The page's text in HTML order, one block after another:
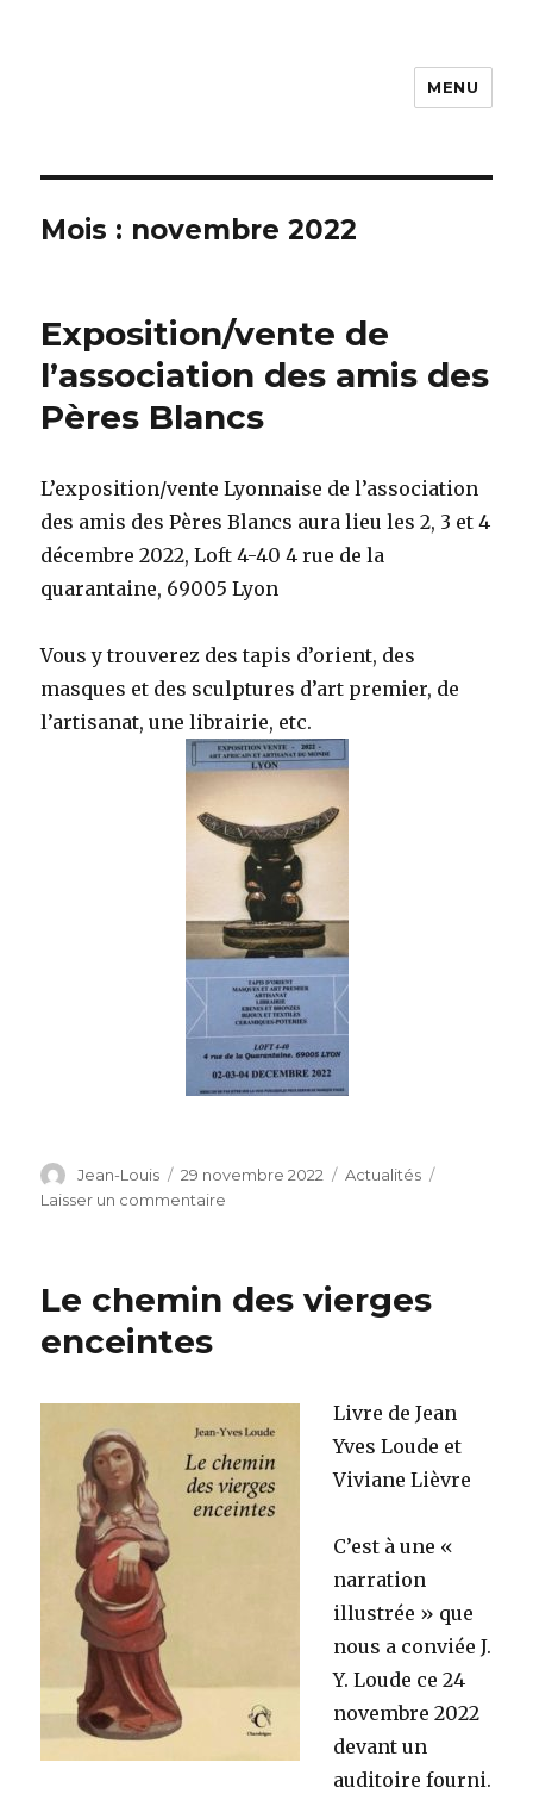
MENU
Mois : novembre 2022
Exposition/vente de
l’association des amis des
Pères Blancs
L’exposition/vente Lyonnaise de l’association
des amis des Pères Blancs aura lieu les 2, 3 et 4
décembre 2022, Loft 4-40 4 rue de la
quarantaine, 69005 Lyon
Vous y trouverez des tapis d’orient, des
masques et des sculptures d’art premier, de
l’artisanat, une librairie, etc.
Auteur
Jean-Louis
Publié
le
29 novembre 2022 Catégories
Actualités
Laisser un commentaire
des
Le chemin des vierges
enceintes
Livre de Jean
Yves Loude et
Viviane Lièvre
C’est à une «
narration
illustrée » que
nous a conviée J.
Y. Loude ce 24
novembre 2022
devant un
auditoire fourni.